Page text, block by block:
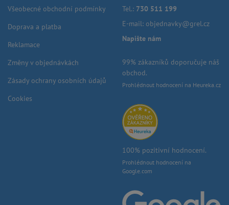
Všeobecné obchodní podmínky
Doprava a platba
Reklamace
Změny v objednávkách
Zásady ochrany osobních údajů
Cookies
Tel.: 730 511 199
E-mail: objednavky@grel.cz
Napište nám
99% zákazníků doporučuje náš
obchod.
Prohlédnout hodnocení na Heureka.cz
100% pozitivní hodnocení.
Prohlédnout hodnocení na
Google.com